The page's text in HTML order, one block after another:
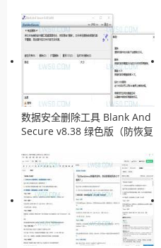
数据安全删除工具 Blank And
Secure v8.38 绿色版（防恢复